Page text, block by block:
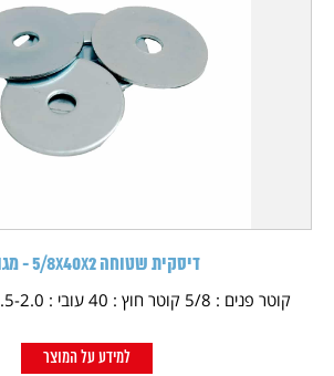
דיסקית שטוחה 5/8X40X2 - מגולוון
קוטר פנים : 5/8 קוטר חוץ : 40 עובי : 1.5-2.0 כמות בקופסא...
למידע על המוצר